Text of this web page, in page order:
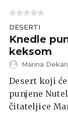
DESERTI
Knedle
keksom
Marina Dekan
Desert koji
punjene
čitateljice